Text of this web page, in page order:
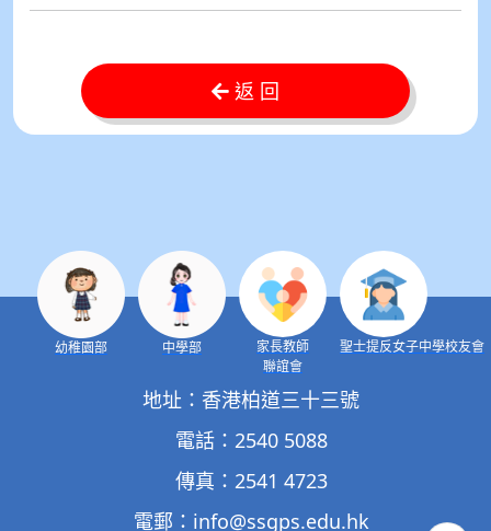
返 回
地址：香港柏道三十三號
電話：2540 5088
傳真：2541 4723
電郵： info@ssgps.edu.hk
幼稚園部 中學部
家長教師
聯誼會
聖士提反女子中學校友會